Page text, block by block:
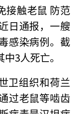
接触老鼠 防范
日通报，一艘
感染病例。截
3人死亡。
卫组织和荷兰
过老鼠等啮齿